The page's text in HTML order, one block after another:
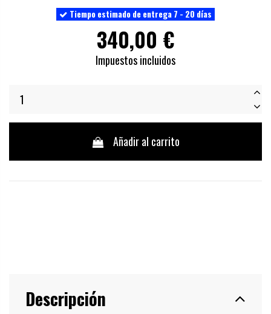
Tiempo estimado de entrega 7 - 20 días
340,00 €
Impuestos incluidos
Añadir al carrito
Descripción